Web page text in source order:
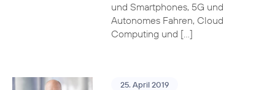
und Smartphones, 5G und
Autonomes Fahren, Cloud
Computing und […]
25. April 2019